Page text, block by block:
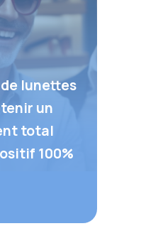
lunettes
un
total
100%